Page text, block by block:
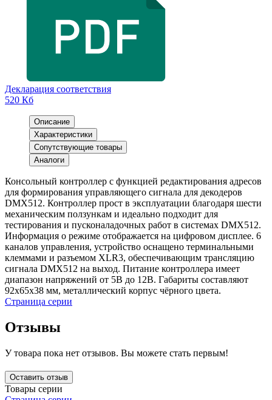
Декларация соответствия
520 Кб
Описание
Характеристики
Сопутствующие товары
Аналоги
Консольный контроллер с функцией редактирования адресов
для формирования управляющего сигнала для декодеров
DMX512. Контроллер прост в эксплуатации благодаря шести
механическим ползункам и идеально подходит для
тестирования и пусконаладочных работ в системах DMX512.
Информация о режиме отображается на цифровом дисплее. 6
каналов управления, устройство оснащено терминальными
клеммами и разъемом XLR3, обеспечивающим трансляцию
сигнала DMX512 на выход. Питание контроллера имеет
диапазон напряжений от 5В до 12В. Габариты составляют
92х65х38 мм, металлический корпус чёрного цвета.
Страница серии
Отзывы
У товара пока нет отзывов. Вы можете стать первым!
Оставить отзыв
Товары серии